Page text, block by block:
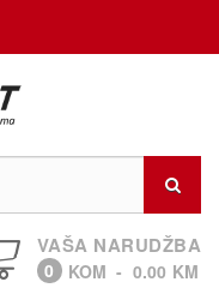
VAŠA NARUDŽBA
0 KOM - 0.00 KM